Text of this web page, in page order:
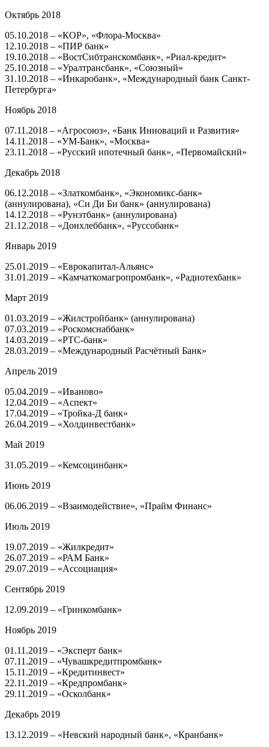
Октябрь 2018
05.10.2018 – «КОР», «Флора-Москва»
12.10.2018 – «ПИР банк»
19.10.2018 – «ВостСибтранскомбанк», «Риал-кредит»
25.10.2018 – «Уралтрансбанк», «Союзный»
31.10.2018 – «Инкаробанк», «Международный банк Санкт-
Петербурга»
Ноябрь 2018
07.11.2018 – «Агросоюз», «Банк Инноваций и Развития»
14.11.2018 – «УМ-Банк», «Москва»
23.11.2018 – «Русский ипотечный банк», «Первомайский»
Декабрь 2018
06.12.2018 – «Златкомбанк», «Экономикс-банк»
(аннулирована), «Си Ди Би банк» (аннулирована)
14.12.2018 – «Рунэтбанк» (аннулирована)
21.12.2018 – «Донхлеббанк», «Руссобанк»
Январь 2019
​25.01.2019 – «Еврокапитал-Альянс»
​31.01.2019 – «Камчаткомагропромбанк», «Радиотехбанк»
Март 2019
​01.03.2019 – «Жилстройбанк» (аннулирована)
​07.03.2019 – «Роскомснаббанк»
14.03.2019 – «РТС-банк»
28.03.2019 – «Международный Расчётный Банк»
Апрель 2019
​05.04.2019 – «Иваново»
​12.04.2019 – «Аспект»
​17.04.2019 – «Тройка-Д банк»
​26.04.2019 – «Холдинвестбанк»
Май 2019
​31.05.2019 – «Кемсоцинбанк»
Июнь 2019
​06.06.2019 – «Взаимодействие», «Прайм Финанс»
Июль 2019
​19.07.2019 – «Жилкредит»
26.07.2019 – «РАМ Банк»
29.07.2019 – «Ассоциация»
Сентябрь 2019
​12.09.2019 – «Гринкомбанк»
Ноябрь 2019
​01.11.2019 – «Эксперт банк»
​07.11.2019 – «Чувашкредитпромбанк»
15.11.2019 – «Кредитинвест»
22.11.2019 – «Кредпромбанк»
29.11.2019 – «Осколбанк»
Декабрь 2019
​13.12.2019 – «Невский народный банк», «Кранбанк»